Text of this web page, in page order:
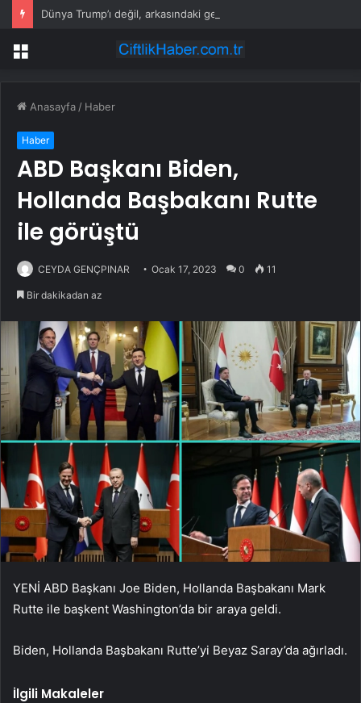
Menü
Anasayfa / Haber
Haber
ABD Başkanı Biden,
Hollanda Başbakanı Rutte
ile görüştü
CEYDA GENÇPINAR Ocak 17, 2023 0 11
Bir dakikadan az
YENİ ABD Başkanı Joe Biden, Hollanda Başbakanı Mark
Rutte ile başkent Washington’da bir araya geldi.
Biden, Hollanda Başbakanı Rutte’yi Beyaz Saray’da ağırladı.
İlgili Makaleler